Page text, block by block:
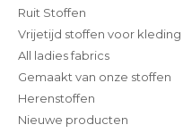
Ruit Stoffen
Vrijetijd stoffen voor kleding
All ladies fabrics
Gemaakt van onze stoffen
Herenstoffen
Nieuwe producten